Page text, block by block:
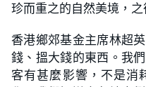
珍而重之的自然美境，之
香港鄉郊基金主席林超
錢、搵大錢的東西。我
客有甚麼影響，不是消